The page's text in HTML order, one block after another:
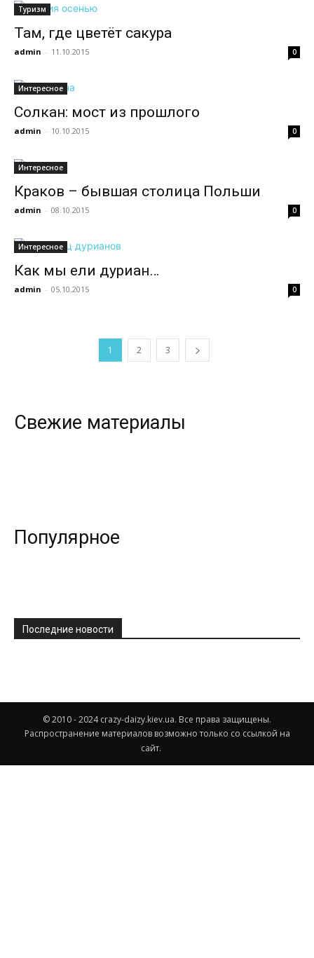
Туризм
Там, где цветёт сакура
admin - 11.10.2015 0
Интересное
Солкан: мост из прошлого
admin - 10.10.2015 0
Интересное
Краков – бывшая столица Польши
admin - 08.10.2015 0
Интересное
Как мы ели дуриан…
admin - 05.10.2015 0
1 2 3
Свежие материалы
Популярное
Последние новости
© 2010 - 2024 crazy-daizy.kiev.ua. Все права защищены.
Распространение материалов возможно только со ссылкой на
сайт.